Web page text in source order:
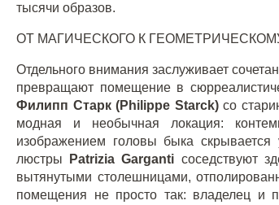
тысячи образов.
ОТ МАГИЧЕСКОГО К
Отдельного внимания заслуживает
превращают помещение в
Филипп Старк (Philippe Starck)со
модная и необычная локация:
изображением головы быка
люстры
Patrizia Garganti соседствуют
вытянутыми столешницами,
помещения не просто так: владелец и